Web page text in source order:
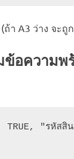
(ถ้า A3 ว่าง จะถู
ข้อความพ
"รหัสสิ